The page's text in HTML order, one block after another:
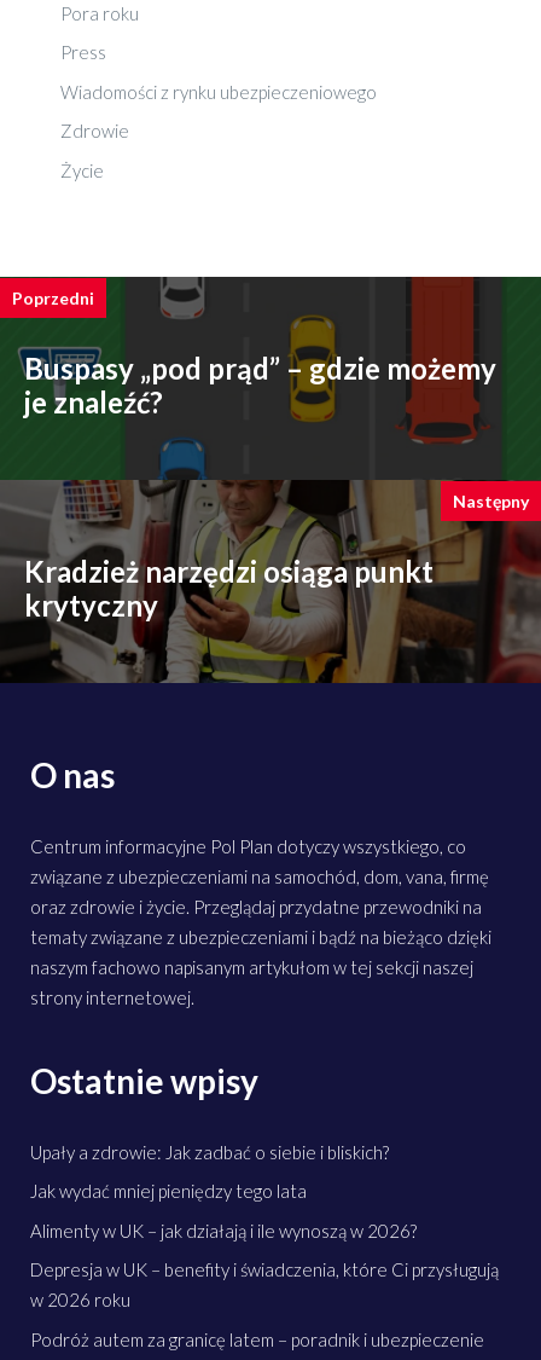
Pora roku
Press
Wiadomości z rynku ubezpieczeniowego
Zdrowie
Życie
Poprzedni
Buspasy „pod prąd” – gdzie możemy
je znaleźć?
Następny
Kradzież narzędzi osiąga punkt
krytyczny
O nas
Centrum informacyjne Pol Plan dotyczy wszystkiego, co
związane z ubezpieczeniami na samochód, dom, vana, firmę
oraz zdrowie i życie. Przeglądaj przydatne przewodniki na
tematy związane z ubezpieczeniami i bądź na bieżąco dzięki
naszym fachowo napisanym artykułom w tej sekcji naszej
strony internetowej.
Ostatnie wpisy
Upały a zdrowie: Jak zadbać o siebie i bliskich?
Jak wydać mniej pieniędzy tego lata
Alimenty w UK – jak działają i ile wynoszą w 2026?
Depresja w UK – benefity i świadczenia, które Ci przysługują
w 2026 roku
Podróż autem za granicę latem – poradnik i ubezpieczenie